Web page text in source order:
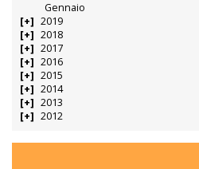
Gennaio
2019
2018
2017
2016
2015
2014
2013
2012